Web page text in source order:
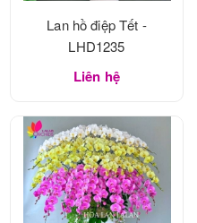
Lan hồ điệp Tết -
LHD1235
Liên hệ